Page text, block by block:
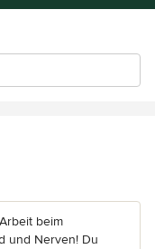
Sternen
beim
und Nerven! Du